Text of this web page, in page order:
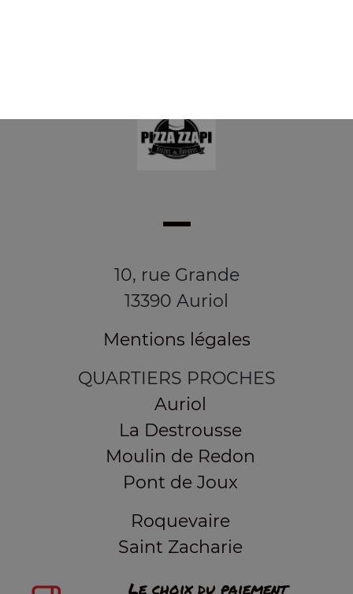
10, rue Grande
13390 Auriol
Mentions légales
QUARTIERS PROCHES
Auriol
La Destrousse
Moulin de Redon
Pont de Joux
Roquevaire
Saint Zacharie
Le choix du paiement